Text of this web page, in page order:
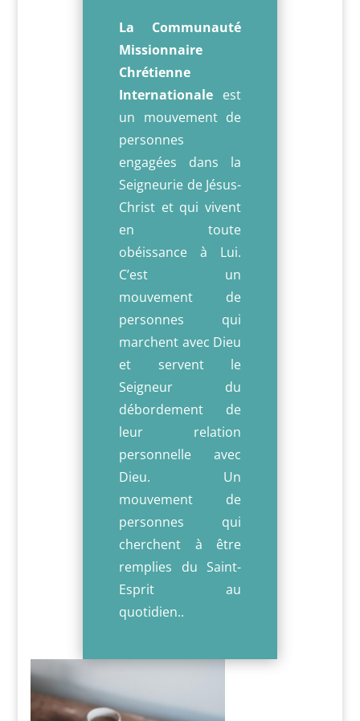
La Communauté
Missionnaire
Chrétienne
Internationale est
un mouvement de
personnes
engagées dans la
Seigneurie de Jésus-
Christ et qui vivent
en toute
obéissance à Lui.
C’est un
mouvement de
personnes qui
marchent avec Dieu
et servent le
Seigneur du
débordement de
leur relation
personnelle avec
Dieu. Un
mouvement de
personnes qui
cherchent à être
remplies du Saint-
Esprit au
quotidien..